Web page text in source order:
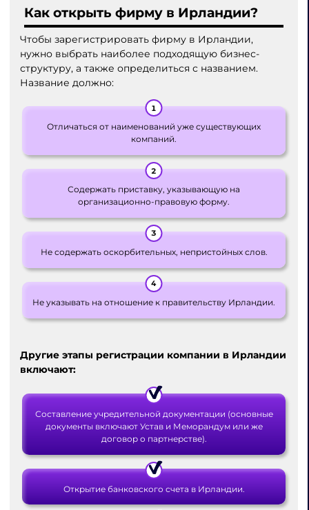
Как открыть фирму в Ирландии?
Чтобы зарегистрировать фирму в Ирландии,
нужно выбрать наиболее подходящую бизнес-
структуру, а также определиться с названием.
Название должно:
Отличаться от наименований уже существующих
компаний.
Содержать приставку, указывающую на
организационно-правовую форму.
Не содержать оскорбительных, непристойных слов.
Не указывать на отношение к правительству Ирландии.
Другие этапы регистрации компании в Ирландии
включают:
Составление учредительной документации (основные
документы включают Устав и Меморандум или же
договор о партнерстве).
Открытие банковского счета в Ирландии.